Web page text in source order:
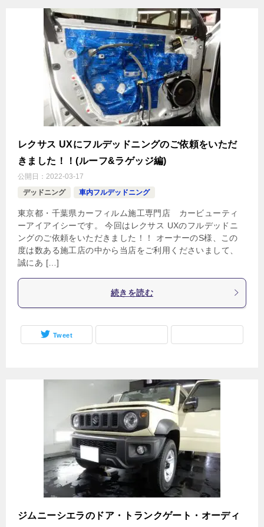
レクサス UXにフルデッドニングのご依頼をいただ
きました！！(ルーフ&ラゲッジ編)
公開日： 2022-03-17
デッドニング
車内フルデッドニング
東京都・千葉県カーフィルム施工専門店 カービューティ
ーアイアイシーです。 今回はレクサス UXのフルデッドニ
ングのご依頼をいただきました！！ オーナーのS様、この
度は数ある施工店の中から当店をご利用くださいまして、
誠にあ […]
続きを読む
Tweet
ジムニーシエラのドア・トランクゲート・オーディ